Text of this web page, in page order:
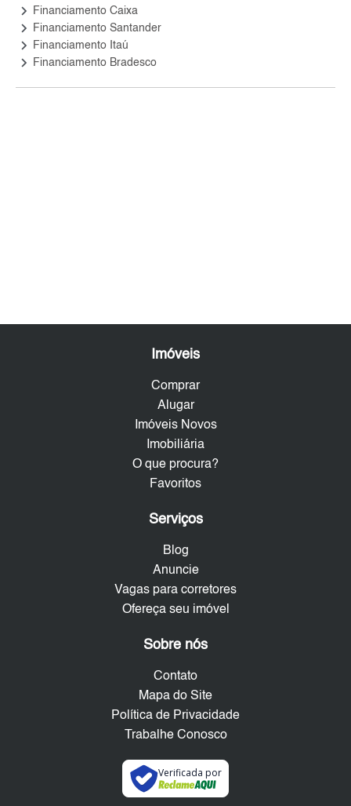
keyboard_arrow_right Financiamento Caixa
keyboard_arrow_right Financiamento Santander
keyboard_arrow_right Financiamento Itaú
keyboard_arrow_right Financiamento Bradesco
Imóveis
Comprar
Alugar
Imóveis Novos
Imobiliária
O que procura?
Favoritos
Serviços
Blog
Anuncie
Vagas para corretores
Ofereça seu imóvel
Sobre nós
Contato
Mapa do Site
Política de Privacidade
Trabalhe Conosco
Verificada por